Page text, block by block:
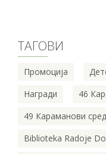
ТАГОВИ
Промоција
Награди
46
49 Караманови
Biblioteka Radoje